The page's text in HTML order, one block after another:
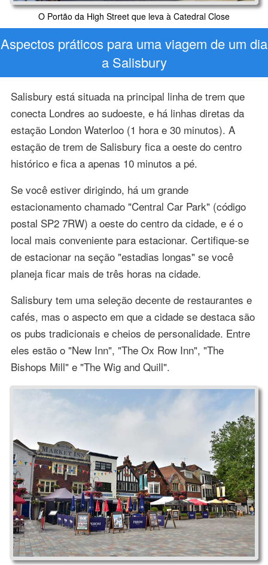
O Portão da High Street que leva à Catedral Close
Aspectos práticos para uma viagem de um dia
a Salisbury
Salisbury está situada na principal linha de trem que
conecta Londres ao sudoeste, e há linhas diretas da
estação London Waterloo (1 hora e 30 minutos). A
estação de trem de Salisbury fica a oeste do centro
histórico e fica a apenas 10 minutos a pé.
Se você estiver dirigindo, há um grande
estacionamento chamado "Central Car Park" (código
postal SP2 7RW) a oeste do centro da cidade, e é o
local mais conveniente para estacionar. Certifique-se
de estacionar na seção "estadias longas" se você
planeja ficar mais de três horas na cidade.
Salisbury tem uma seleção decente de restaurantes e
cafés, mas o aspecto em que a cidade se destaca são
os pubs tradicionais e cheios de personalidade. Entre
eles estão o "New Inn", "The Ox Row Inn", "The
Bishops Mill" e "The Wig and Quill".